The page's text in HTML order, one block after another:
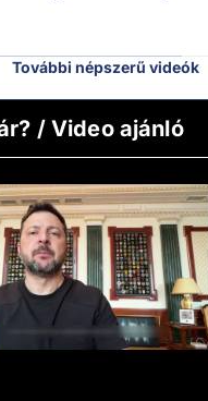
További népszerű videók
/ Video ajánló